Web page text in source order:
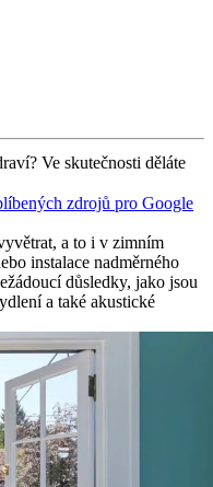
Ve skutečnosti děláte
zdrojů pro Google
a to i v zimním
instalace nadměrného
důsledky, jako jsou
a také akustické